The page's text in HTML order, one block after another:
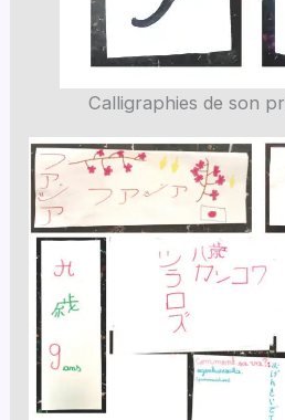
Calligraphies de son